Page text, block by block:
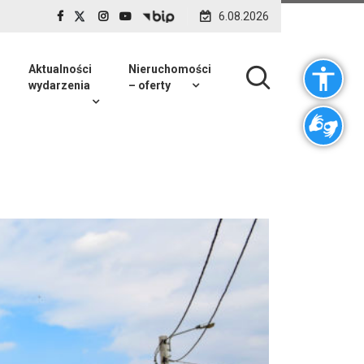
6.08.2026
Aktualności
wydarzenia
Nieruchomości
– oferty